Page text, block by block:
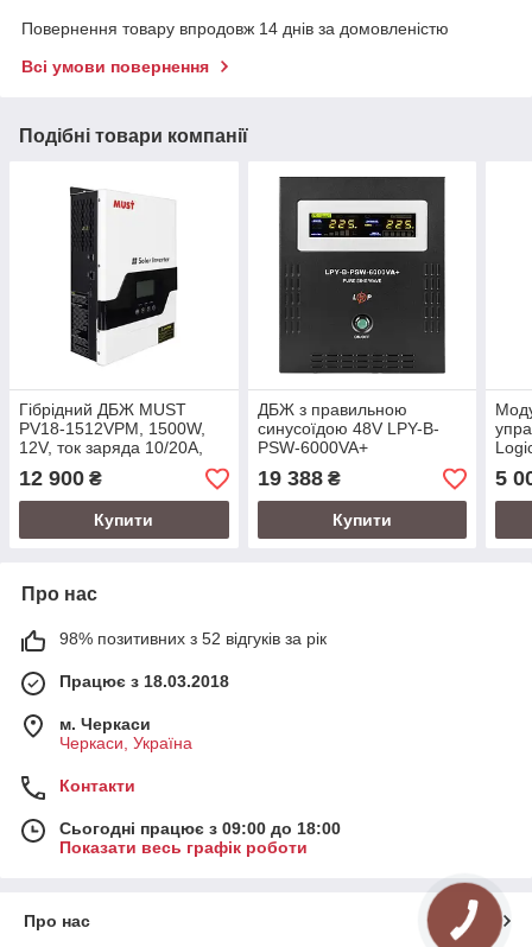
Повернення товару впродовж 14 днів за домовленістю
Всі умови повернення
Подібні товари компанії
Гiбрiдний ДБЖ MUST
PV18-1512VPM, 1500W,
12V, ток заряда 10/20А,
160-275V, MPPT (60А, 15-
145 Vdc)
12 900 ₴
Купити
ДБЖ з правильною
синусоїдою 48V LPY-B-
PSW-6000VA+
(4200Вт)10A/20A
19 388₴
Купити
5
Про нас
98% позитивних з 52 відгуків за рік
Працює з 18.03.2018
м. Черкаси
Черкаси, Україна
Контакти
Сьогодні працює з 09:00 до 18:00
Показати весь графік роботи
Про нас
КНОПКА
ЗВ'ЯЗКУ